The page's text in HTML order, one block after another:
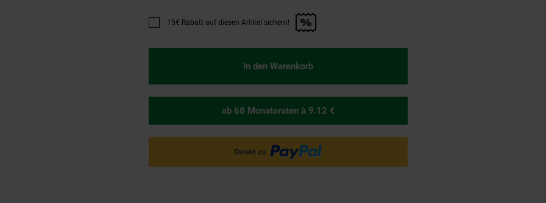
Promotion "15€ Rabatt auf diesen Artikel sichern!" anwenden
15€ Rabatt auf diesen Artikel sichern!
In den Warenkorb
ab 68 Monatsraten à 9.12 €